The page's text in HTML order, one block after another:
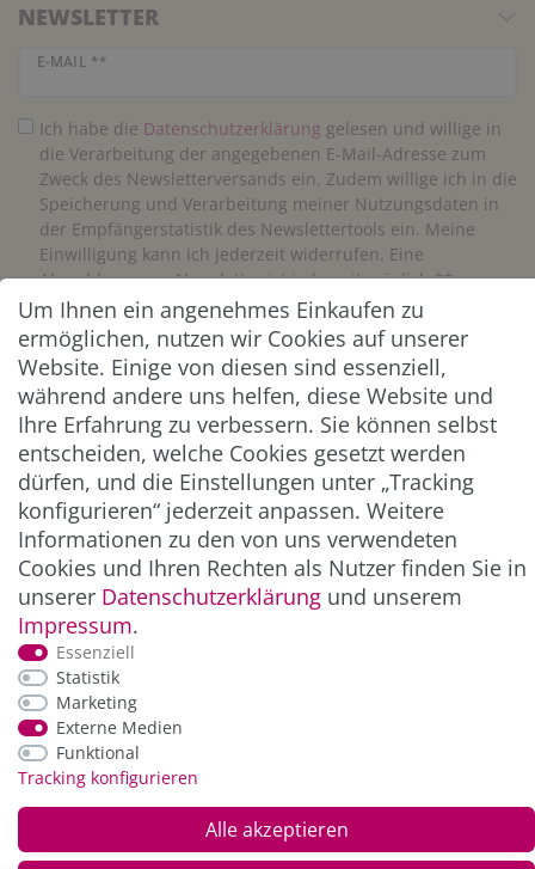
NEWSLETTER
E-MAIL **
Newsletter Honig
Ich habe die Daten­schutz­erklärung gelesen und willige in
die Verarbeitung der angegebenen E-Mail-Adresse zum
Zweck des Newsletterversands ein. Zudem willige ich in die
Speicherung und Verarbeitung meiner Nutzungsdaten in
der Empfängerstatistik des Newslettertools ein. Meine
Einwilligung kann ich jederzeit widerrufen. Eine
Abmeldung vom Newsletter ist jederzeit möglich.**
Abonnieren
** Hierbei handelt es sich um ein Pflichtfeld.
ZAHLUNG & VERSAND
*Alle Preise inkl. der gesetzl. MwSt. zzgl.
und Versandkosten
Um Ihnen ein angenehmes Einkaufen zu
ermöglichen, nutzen wir Cookies auf unserer
Website. Einige von diesen sind essenziell,
während andere uns helfen, diese Website und
Ihre Erfahrung zu verbessern. Sie können selbst
entscheiden, welche Cookies gesetzt werden
dürfen, und die Einstellungen unter „Tracking
konfigurieren“ jederzeit anpassen. Weitere
Informationen zu den von uns verwendeten
Cookies und Ihren Rechten als Nutzer finden Sie in
unserer Daten­schutz­erklärung und unserem
Impressum.
Essenziell
Statistik
Marketing
Externe Medien
Funktional
Tracking konfigurieren
Alle akzeptieren
© Copyright 2026 Alle Rechte vorbehalten. |